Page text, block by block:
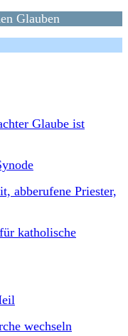
Glauben
Glaube ist
abberufene Priester,
katholische
wechseln